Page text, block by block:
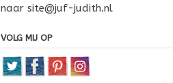
naar site@juf-judith.nl
VOLG MIJ OP